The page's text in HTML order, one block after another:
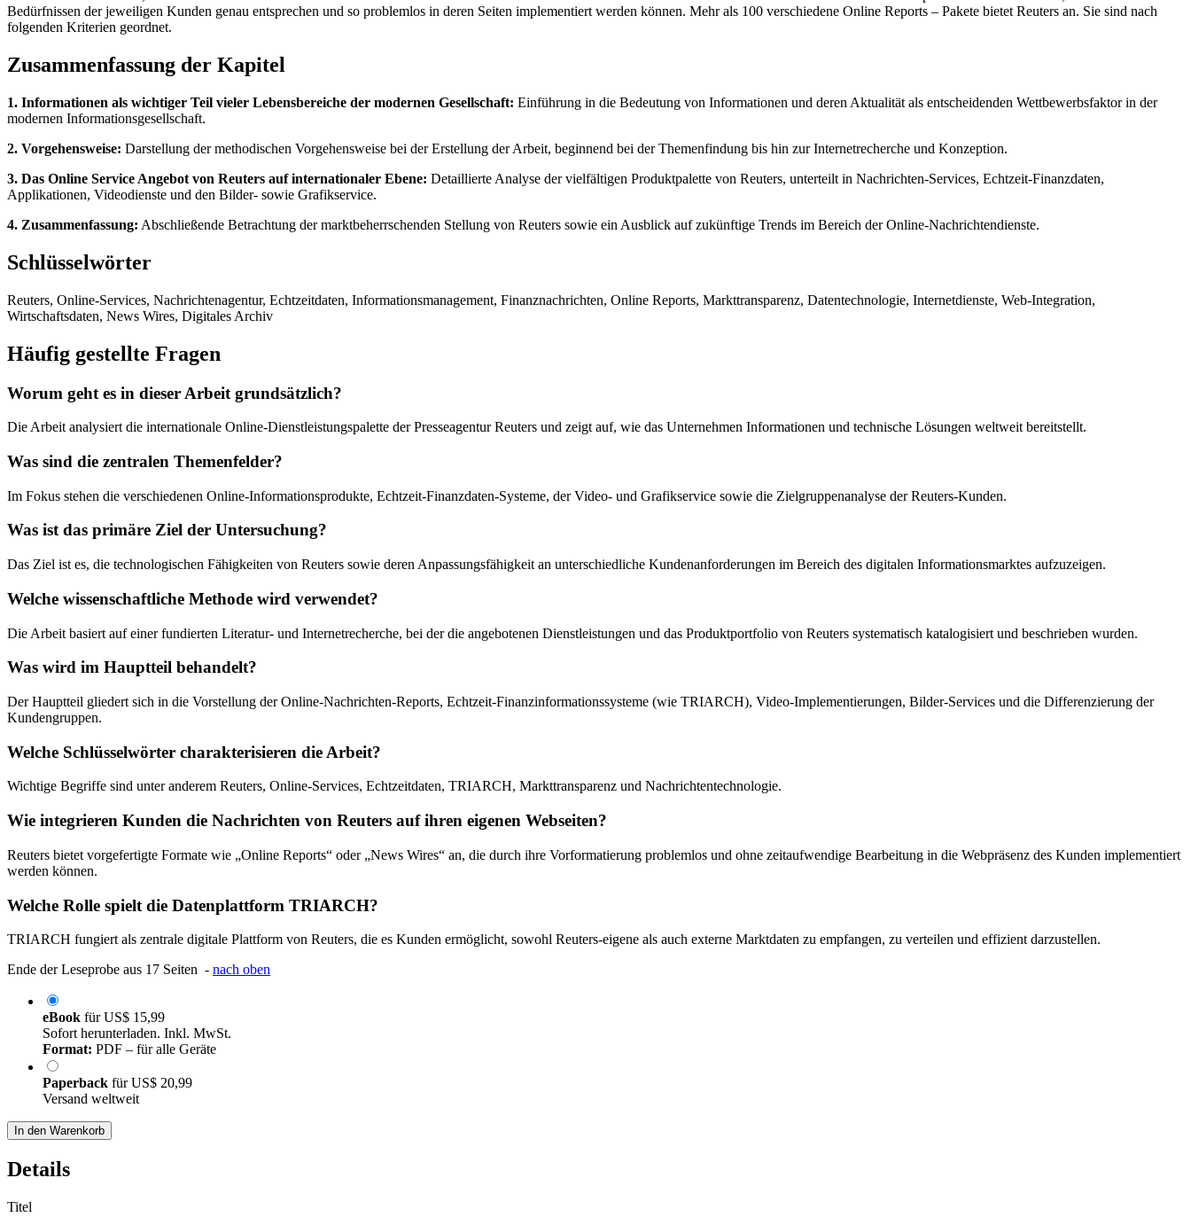
Bedürfnissen der jeweiligen Kunden genau entsprechen und so problemlos in deren Seiten implementiert werden können. Mehr als 100 verschiedene Online Reports – Pakete bietet Reuters an. Sie sind nach
folgenden Kriterien geordnet.
Zusammenfassung der Kapitel
1. Informationen als wichtiger Teil vieler Lebensbereiche der modernen Gesellschaft: Einführung in die Bedeutung von Informationen und deren Aktualität als entscheidenden Wettbewerbsfaktor in der
modernen Informationsgesellschaft.
2. Vorgehensweise: Darstellung der methodischen Vorgehensweise bei der Erstellung der Arbeit, beginnend bei der Themenfindung bis hin zur Internetrecherche und Konzeption.
3. Das Online Service Angebot von Reuters auf internationaler Ebene: Detaillierte Analyse der vielfältigen Produktpalette von Reuters, unterteilt in Nachrichten-Services, Echtzeit-Finanzdaten,
Applikationen, Videodienste und den Bilder- sowie Grafikservice.
4. Zusammenfassung: Abschließende Betrachtung der marktbeherrschenden Stellung von Reuters sowie ein Ausblick auf zukünftige Trends im Bereich der Online-Nachrichtendienste.
Schlüsselwörter
Reuters, Online-Services, Nachrichtenagentur, Echtzeitdaten, Informationsmanagement, Finanznachrichten, Online Reports, Markttransparenz, Datentechnologie, Internetdienste, Web-Integration,
Wirtschaftsdaten, News Wires, Digitales Archiv
Häufig gestellte Fragen
Worum geht es in dieser Arbeit grundsätzlich?
Die Arbeit analysiert die internationale Online-Dienstleistungspalette der Presseagentur Reuters und zeigt auf, wie das Unternehmen Informationen und technische Lösungen weltweit bereitstellt.
Was sind die zentralen Themenfelder?
Im Fokus stehen die verschiedenen Online-Informationsprodukte, Echtzeit-Finanzdaten-Systeme, der Video- und Grafikservice sowie die Zielgruppenanalyse der Reuters-Kunden.
Was ist das primäre Ziel der Untersuchung?
Das Ziel ist es, die technologischen Fähigkeiten von Reuters sowie deren Anpassungsfähigkeit an unterschiedliche Kundenanforderungen im Bereich des digitalen Informationsmarktes aufzuzeigen.
Welche wissenschaftliche Methode wird verwendet?
Die Arbeit basiert auf einer fundierten Literatur- und Internetrecherche, bei der die angebotenen Dienstleistungen und das Produktportfolio von Reuters systematisch katalogisiert und beschrieben wurden.
Was wird im Hauptteil behandelt?
Der Hauptteil gliedert sich in die Vorstellung der Online-Nachrichten-Reports, Echtzeit-Finanzinformationssysteme (wie TRIARCH), Video-Implementierungen, Bilder-Services und die Differenzierung der
Kundengruppen.
Welche Schlüsselwörter charakterisieren die Arbeit?
Wichtige Begriffe sind unter anderem Reuters, Online-Services, Echtzeitdaten, TRIARCH, Markttransparenz und Nachrichtentechnologie.
Wie integrieren Kunden die Nachrichten von Reuters auf ihren eigenen Webseiten?
Reuters bietet vorgefertigte Formate wie „Online Reports“ oder „News Wires“ an, die durch ihre Vorformatierung problemlos und ohne zeitaufwendige Bearbeitung in die Webpräsenz des Kunden implementiert
werden können.
Welche Rolle spielt die Datenplattform TRIARCH?
TRIARCH fungiert als zentrale digitale Plattform von Reuters, die es Kunden ermöglicht, sowohl Reuters-eigene als auch externe Marktdaten zu empfangen, zu verteilen und effizient darzustellen.
Ende der Leseprobe aus 17 Seiten - nach oben
eBook fürUS$ 15,99
Sofort herunterladen. Inkl. MwSt.
Format: PDF – für alle Geräte
Paperback fürUS$ 20,99
Versand weltweit
In den Warenkorb
Details
Titel